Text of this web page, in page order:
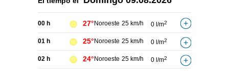
00 h 27° Noroeste 25 km/h 0 l/m2
01 h 25° Noroeste 25 km/h 0 l/m2
02 h 24° Noroeste 25 km/h 0 l/m2